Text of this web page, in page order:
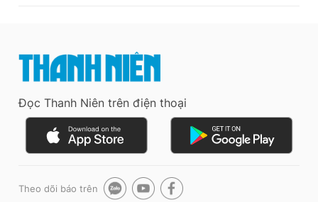
Đọc Thanh Niên trên điện thoại
Theo dõi báo trên